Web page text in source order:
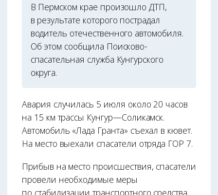
В Пермском крае произошло ДТП,
в результате которого пострадал
водитель отечественного автомобиля.
Об этом сообщила Поисково-
спасательная служба Кунгурского
округа.
Авария случилась 5 июля около 20 часов
на 15 км трассы Кунгур—Соликамск.
Автомобиль «Лада Гранта» съехал в кювет.
На место выехали спасатели отряда ГОР 7.
Прибыв на место происшествия, спасатели
провели необходимые меры
по стабилизации транспортного средства